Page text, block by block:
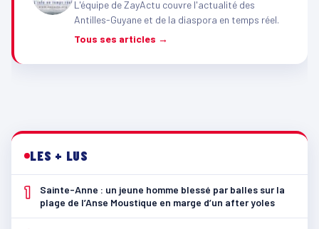
L'équipe de ZayActu couvre l'actualité des
Antilles-Guyane et de la diaspora en temps réel.
Tous ses articles →
LES + LUS
1
Sainte-Anne : un jeune homme blessé par balles sur la
plage de l’Anse Moustique en marge d’un after yoles